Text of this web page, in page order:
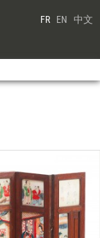
FR EN 中文